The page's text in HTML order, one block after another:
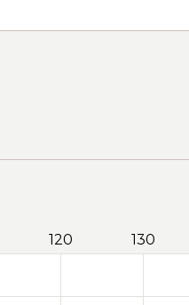
120 130